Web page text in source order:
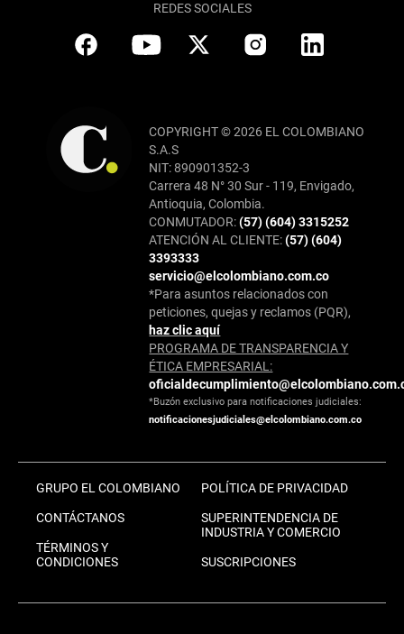
REDES SOCIALES
COPYRIGHT © 2026 EL COLOMBIANO
S.A.S
NIT: 890901352-3
Carrera 48 N° 30 Sur - 119, Envigado,
Antioquia, Colombia.
CONMUTADOR:(57) (604) 3315252
ATENCIÓN AL CLIENTE:(57) (604)
3393333
servicio@elcolombiano.com.co
*Para asuntos relacionados con
peticiones, quejas y reclamos (PQR),
haz clic aquí
PROGRAMA DE TRANSPARENCIA Y
ÉTICA EMPRESARIAL:
*Buzón exclusivo para notificaciones judiciales:
notificacionesjudiciales@elcolombiano.com.co
GRUPO EL COLOMBIANO
CONTÁCTANOS
TÉRMINOS Y
CONDICIONES
POLÍTICA DE PRIVACIDAD
SUPERINTENDENCIA DE
INDUSTRIA Y COMERCIO
SUSCRIPCIONES